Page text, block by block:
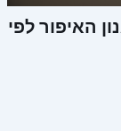
האיפור לפי